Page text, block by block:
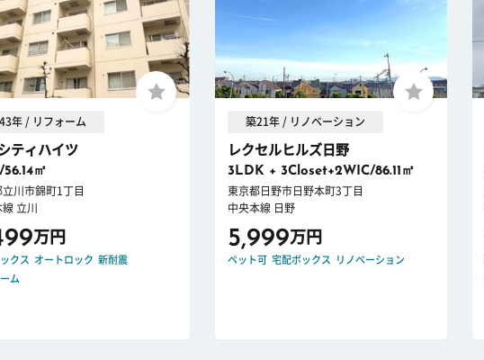
年 / リフォーム
ティハイツ
㎡
川市錦町1丁目
立川
万円
クス オートロック 新耐震
ム
築21年 / リノベーション
レクセルヒルズ日野
3LDK + 3Closet+2WIC/86.11㎡
東京都日野市日野本町3丁目
中央本線 日野
5,999万円
ペット可 宅配ボックス リノベーション